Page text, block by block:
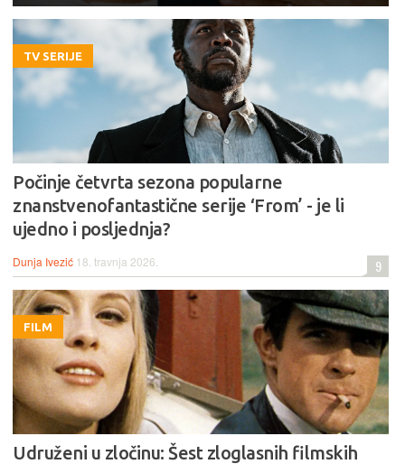
TV SERIJE
Počinje četvrta sezona popularne
znanstvenofantastične serije ‘From’ - je li
ujedno i posljednja?
Dunja Ivezić 18. travnja 2026. 9
FILM
Udruženi u zločinu: Šest zloglasnih filmskih